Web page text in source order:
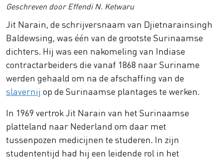
Geschreven door Effendi N. Ketwaru
Jit Narain, de schrijversnaam van Djietnarainsingh
Baldewsing, was één van de grootste Surinaamse
dichters. Hij was een nakomeling van Indiase
contractarbeiders die vanaf 1868 naar Suriname
werden gehaald om na de afschaffing van de
slavernij op de Surinaamse plantages te werken.
In 1969 vertrok Jit Narain van het Surinaamse
platteland naar Nederland om daar met
tussenpozen medicijnen te studeren. In zijn
studententijd had hij een leidende rol in het